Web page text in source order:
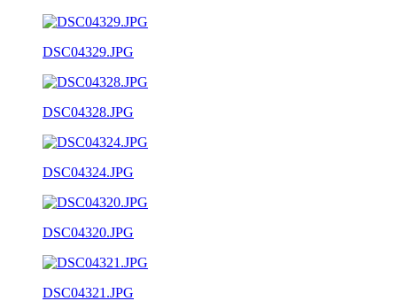
DSC04329.JPG
DSC04328.JPG
DSC04324.JPG
DSC04320.JPG
DSC04321.JPG